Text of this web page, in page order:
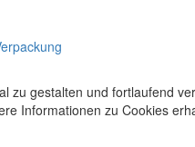
zu gestalten und fortlaufend
Informationen zu Cookies